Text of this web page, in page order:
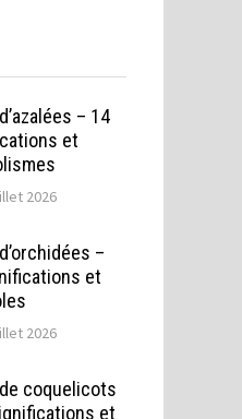
– 14
et
2026
–
et
2026
coquelicots
et